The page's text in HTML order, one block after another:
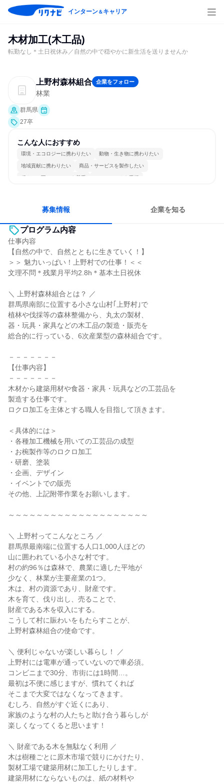
インターン＆キャリア
木材加工(木工品)
転勤なし＊土日祝休み／自然の中で穏やかに新生活を送りませんか
上野村森林組合 企業をフォロー
林業
群馬県
27卒
こんな人におすすめ
環境・エコロジーに携わりたい 動物・生き物に携わりたい
地域貢献に携わりたい 商品・サービスを製作したい
穏やかで互いのペースを尊重 チームワークを重視
募集情報 企業を知る
プログラム内容
仕事内容
【自然の中で、自然とともに生きていく！】
＞＞ 魅力いっぱい！上野村での仕事！＜＜
文理不問＊残業月平均2.8h＊基本土日祝休
＼ 上野村森林組合とは？ ／
群馬県南部に位置する小さな山村｢上野村｣で
植林や伐採等の森林整備から、丸太の製材、
器・玩具・家具などの木工品の製造・販売を
総合的に行っている、6次産業型の森林組合です。
－－－－－－－
【仕事内容】
－－－－－－－
木材から建築用材や食器・家具・玩具などの工芸品を
製造する仕事です。
ロクロ加工を主体とする職人を目指して頂きます。
＜具体的には＞
・各種加工機械を用いての工芸品の成型
・お椀製作等のロクロ加工
・研磨、塗装
・企画、デザイン
・イベントでの販売
その他、上記附帯作業をお願いします。
～～～～～～～～～～～～～～～～～～～～
＼ 上野村ってこんなところ ／
群馬県最南端に位置する人口1,000人ほどの
山に囲われている小さな村です。
村の約96％は森林で、農業に適した平地が
少なく、林業が主要産業の1つ。
木は、村の資源であり、財産です。
木を育て、伐り出し、売ることで、
財産である木を収入にする。
こうして村に賑わいをもたらすことが、
上野村森林組合の使命です。
＼ 便利じゃないが楽しい暮らし！ ／
上野村には電車が通っていないので車必須。
コンビニまで30分、市街には1時間…。
最初は不便に感じますが、慣れてくれば
そこまで大変ではなくなってきます。
むしろ、自然がすぐ近くにあり、
家族のような村の人たちと助け合う暮らしが
楽しくなってくると思います！
＼ 財産である木を無駄なく利用 ／
木は樹種ごとに原木市場で競りにかけたり、
製材工場で建築用材に加工したりします。
建築用材にならないものは、紙の材料や